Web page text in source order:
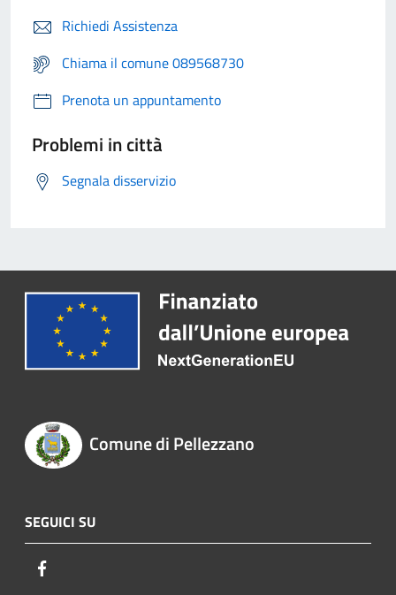
Richiedi Assistenza
Chiama il comune 089568730
Prenota un appuntamento
Problemi in città
Segnala disservizio
Comune di Pellezzano
SEGUICI SU